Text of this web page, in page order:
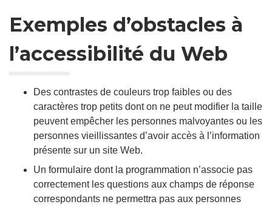
Exemples d’obstacles à
l’accessibilité du Web
Des contrastes de couleurs trop faibles ou des
caractères trop petits dont on ne peut modifier la taille
peuvent empêcher les personnes malvoyantes ou les
personnes vieillissantes d’avoir accès à l’information
présente sur un site Web.
Un formulaire dont la programmation n’associe pas
correctement les questions aux champs de réponse
correspondants ne permettra pas aux personnes